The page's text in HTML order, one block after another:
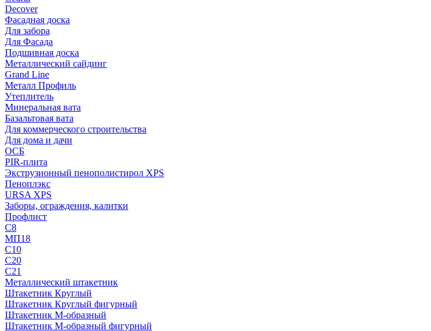
Decover
Фасадная доска
Для забора
Для Фасада
Подшивная доска
Металлический сайдинг
Grand Line
Металл Профиль
Утеплитель
Минеральная вата
Базальтовая вата
Для коммерческого строительства
Для дома и дачи
ОСБ
PIR-плита
Экструзионный пенополистирол XPS
Пеноплэкс
URSA XPS
Заборы, ограждения, калитки
Профлист
С8
МП18
С10
С20
С21
Металлический штакетник
Штакетник Круглый
Штакетник Круглый фигурный
Штакетник М-образный
Штакетник М-образный фигурный